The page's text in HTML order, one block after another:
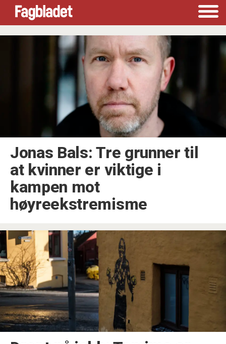
Jonas Bals: Tre grunner til
at kvinner er viktige i
kampen mot
høyreekstremisme